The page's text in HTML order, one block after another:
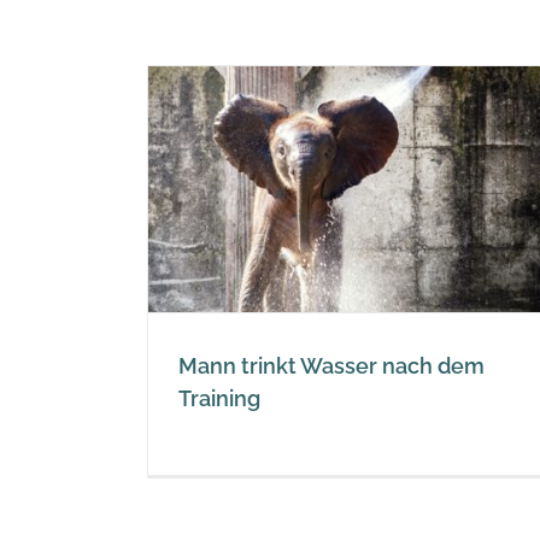
Mann trinkt Wasser nach dem
Training
Rohwasser = lebendiges
Wasser